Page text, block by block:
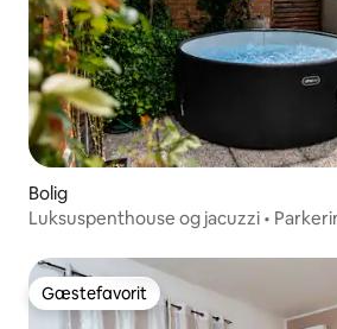
Bolig
Luksuspenthouse og jacuzzi •
Gæstefavorit
Gæstefavorit